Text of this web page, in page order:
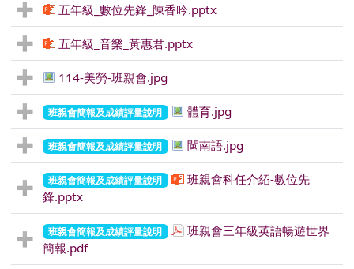
五年級_數位先鋒_陳香吟.pptx
五年級_音樂_黃惠君.pptx
114-美勞-班親會.jpg
班親會簡報及成績評量說明 體育.jpg
班親會簡報及成績評量說明 閩南語.jpg
班親會簡報及成績評量說明
班親會科任介紹-數位先
鋒.pptx
班親會簡報及成績評量說明
班親會三年級英語暢遊世界
簡報.pdf